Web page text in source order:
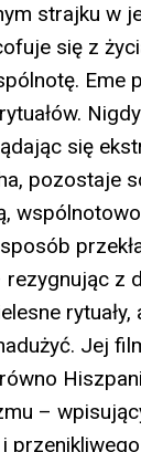
strajku w
się z
Eme
się
pozostaje
z
Jej
–